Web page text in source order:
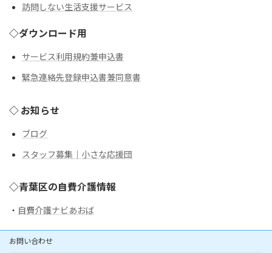
訪問しない生活支援サービス
◇ダウンロード用
サービス利用規約兼申込書
緊急連絡先登録申込書兼同意書
◇ お知らせ
ブログ
スタッフ募集｜小さな応援団
◇青葉区の自費介護情報
・ 自費介護ナビあおば
お問い合わせ